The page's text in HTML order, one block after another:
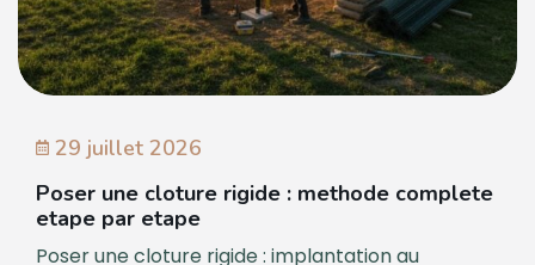
29 juillet 2026
Poser une cloture rigide : methode complete
etape par etape
Poser une cloture rigide : implantation au